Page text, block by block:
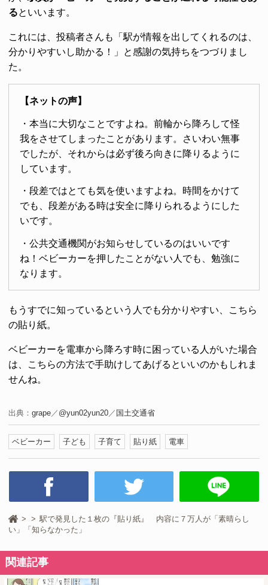
るといいます。
これには、投稿者さんも「駅が情報を出してくれるのは、
分かりやすいし助かる！」と感謝の気持ちをつづりまし
た。
【ネットの声】
・本当に大切なことですよね。前輪から降ろして怪
我をさせてしまったことがあります。さいわい無事
でしたが、それからは必ず後ろ向きに降りるように
しています。
・段差ではとても気を使いますよね。時間をかけて
でも、段差がある時は安全に降りられるようにした
いです。
・公共交通機関がお知らせしているのはいいです
ね！ベビーカーを押したことがない人でも、勉強に
なります。
もうすでに知っているという人でも分かりやすい、こちら
の貼り紙。
ベビーカーを電車から降ろす時に困っている人がいた場合
は、こちらの方法で手助けしてあげるといいのかもしれま
せんね。
出典： grape ／ @yun02yun20 ／ 国土交通省
ベビーカー 子ども 子育て 貼り紙 電車
駅で発見した１枚の『貼り紙』 内容に７万人が「素晴らし
い」「知らなかった」
関連記事